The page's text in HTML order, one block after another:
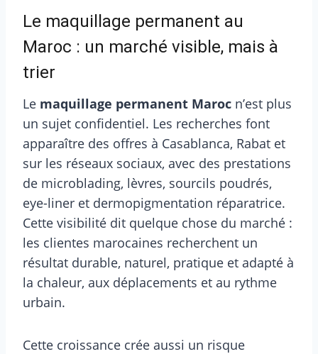
Le maquillage permanent au
Maroc : un marché visible, mais à
trier
Le maquillage permanent Maroc n’est plus
un sujet confidentiel. Les recherches font
apparaître des offres à Casablanca, Rabat et
sur les réseaux sociaux, avec des prestations
de microblading, lèvres, sourcils poudrés,
eye-liner et dermopigmentation réparatrice.
Cette visibilité dit quelque chose du marché :
les clientes marocaines recherchent un
résultat durable, naturel, pratique et adapté à
la chaleur, aux déplacements et au rythme
urbain.
Cette croissance crée aussi un risque